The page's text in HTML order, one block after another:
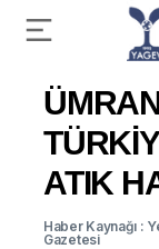
ATIK
Haber Kaynağı :
Gazetesi